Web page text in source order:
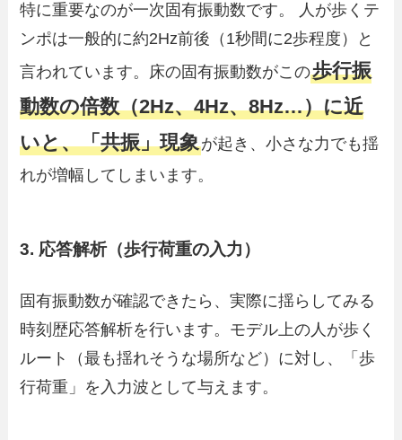
特に重要なのが一次固有振動数です。 人が歩くテ
ンポは一般的に約2Hz前後（1秒間に2歩程度）と
言われています。床の固有振動数がこの歩行振
動数の倍数（2Hz、4Hz、8Hz…）に近
いと、「共振」現象が起き、小さな力でも揺
れが増幅してしまいます。
3. 応答解析（歩行荷重の入力）
固有振動数が確認できたら、実際に揺らしてみる
時刻歴応答解析を行います。モデル上の人が歩く
ルート（最も揺れそうな場所など）に対し、「歩
行荷重」を入力波として与えます。